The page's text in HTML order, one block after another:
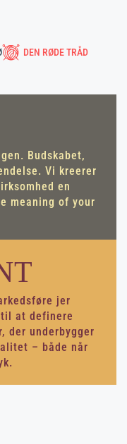
DEN RØDE TRÅD
Budskabet,
Vi kreerer
en
meaning of your
jer
at definere
der underbygger
– både når